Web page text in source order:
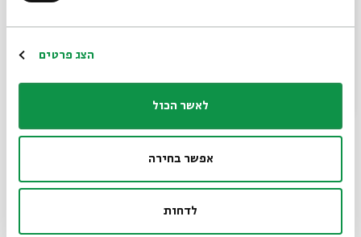
הצג פרטים
לאשר הכול
אפשר בחירה
לדחות
יודעים לפתוח לבד יוטיוב ולהתמצא בו. ילד שהיה רגיל לחצי
המסכים. במציאות הזאת פודקאסטים הם פתרון טוב. ילדים
יכולים לפלח להורים טלפון נייד תוך כדי ביקור אצל סבא וסבתא
או בנסיעה, ואם הפודקאסט הוא גם מקורי ועשיר, אז יש תוכן
ליפשיץ ויטבת פייראייזן-וייל, ראש תחום תוכן ילדים ופרויקטים